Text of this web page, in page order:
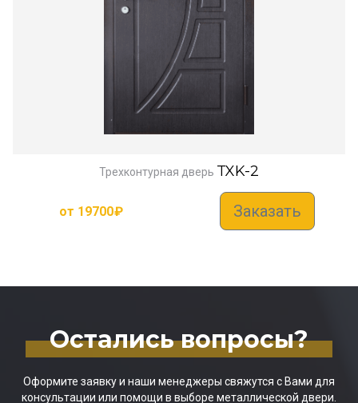
Трехконтурная дверь TXK-2
от 19700₽ Заказать
Остались вопросы?
Оформите заявку и наши менеджеры свяжутся с Вами для
консультации или помощи в выборе металлической двери.